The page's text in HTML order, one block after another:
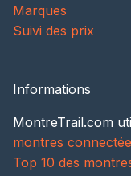
Marques
Suivi des prix
Informations
MontreTrail.com
montres
Top 10 des